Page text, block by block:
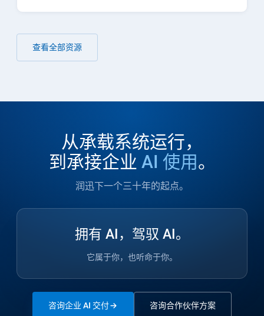
查看全部资源
从承载系统运行，
到承接企业 AI 使用。
润迅下一个三十年的起点。
拥有 AI，驾驭 AI。
它属于你，也听命于你。
咨询企业 AI 交付 咨询合作伙伴方案